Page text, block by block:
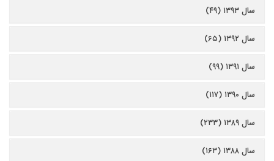
سال ۱۳۹۳ (۴۹)
سال ۱۳۹۲ (۶۵)
سال ۱۳۹۱ (۹۹)
سال ۱۳۹۰ (۱۱۷)
سال ۱۳۸۹ (۲۳۳)
سال ۱۳۸۸ (۱۶۳)